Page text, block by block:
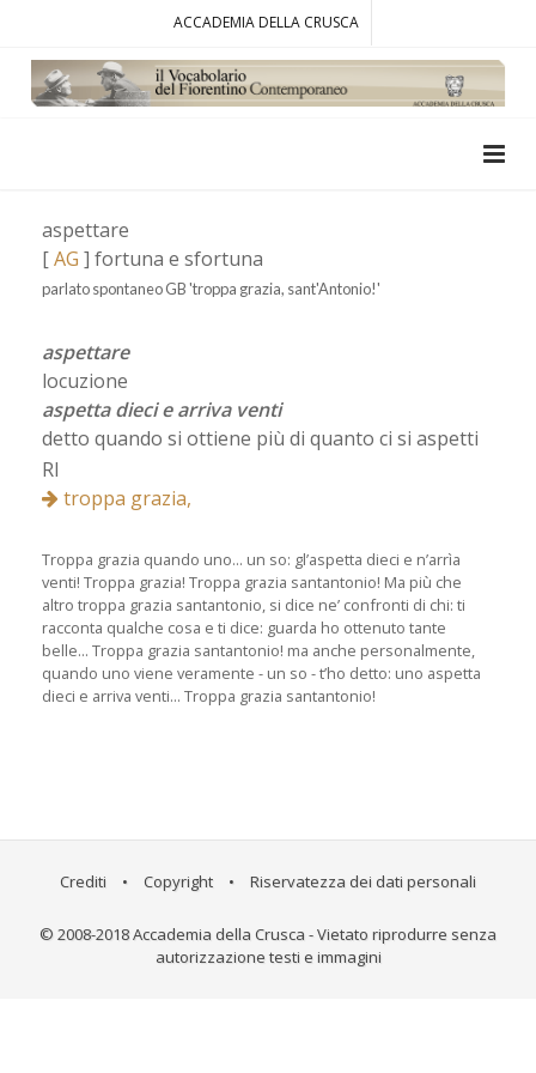
ACCADEMIA DELLA CRUSCA
aspettare
[AG ] fortuna e sfortuna
parlato spontaneo GB 'troppa grazia, sant'Antonio!'
aspettare
locuzione
aspetta dieci e arriva venti
detto quando si ottiene più di quanto ci si aspetti
RI
troppa grazia,
Troppa grazia quando uno... un so: gl’aspetta dieci e n’arrìa
venti! Troppa grazia! Troppa grazia santantonio! Ma più che
altro troppa grazia santantonio, si dice ne’ confronti di chi: ti
racconta qualche cosa e ti dice: guarda ho ottenuto tante
belle... Troppa grazia santantonio! ma anche personalmente,
quando uno viene veramente - un so - t’ho detto: uno aspetta
dieci e arriva venti... Troppa grazia santantonio!
Crediti • Copyright • Riservatezza dei dati personali
© 2008-2018 Accademia della Crusca - Vietato riprodurre senza
autorizzazione testi e immagini